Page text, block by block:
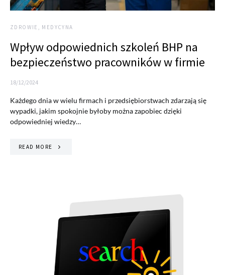
ZDROWIE, MEDYCYNA
Wpływ odpowiednich szkoleń BHP na
bezpieczeństwo pracowników w firmie
18/12/2024
Każdego dnia w wielu firmach i przedsiębiorstwach zdarzają się
wypadki, jakim spokojnie byłoby można zapobiec dzięki
odpowiedniej wiedzy…
READ MORE